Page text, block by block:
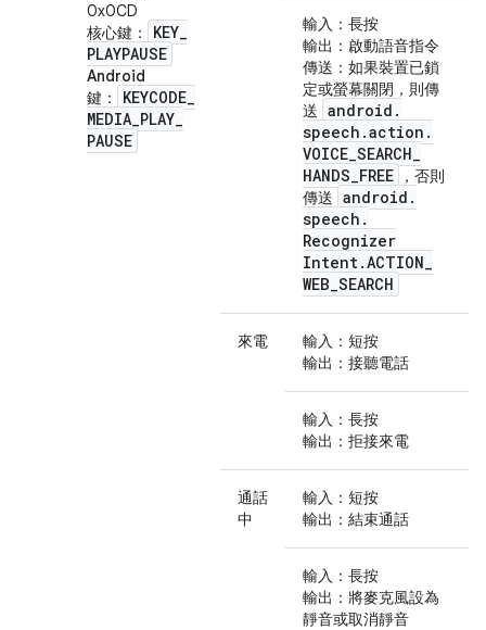
0x0CD
核心鍵 ： KEY_
PLAYPAUSE
Android
鍵 ： KEYCODE_
MEDIA_PLAY_
PAUSE
輸入 ：長按
輸出 ：啟動語音指令
傳送 ：如果裝置已鎖
定或螢幕關閉，則傳
送 android .
speech .action .
VOICE_SEARCH_
HANDS_FREE
，否則
傳送 android .
speech .
Recognizer
Intent.ACTION_
WEB_SEARCH
來電 輸入 ：短按
輸出 ：接聽電話
輸入 ：長按
輸出 ：拒接來電
通話
中
輸入 ：短按
輸出 ：結束通話
輸入 ：長按
輸出 ：將麥克風設為
靜音或取消靜音